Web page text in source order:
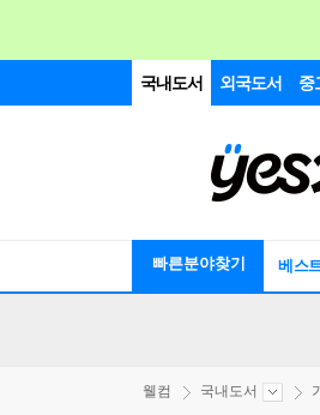
국내도서 외국도서 중
빠른분야찾기 베스
웰컴 국내도서